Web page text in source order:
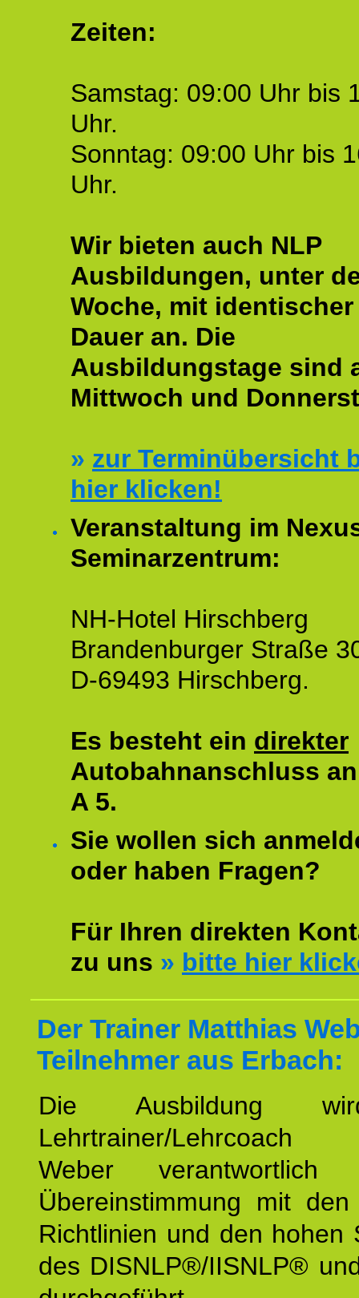
Zeiten:
Samstag: 09:00 Uhr bis
Uhr.
Sonntag: 09:00 Uhr bis
Uhr.
Wir bieten auch NLP
Ausbildungen, unter
Woche, mit identischer
Dauer an. Die
Ausbildungstage sind
Mittwoch und
» zur Terminübersicht
hier klicken!
Veranstaltung im
Seminarzentrum:
NH-Hotel Hirschberg
Brandenburger Straße
D-69493 Hirschberg.
Es besteht ein direkter
Autobahnanschluss
A 5.
Sie wollen sich
oder haben Fragen?
Für Ihren direkten
zu uns » bitte hier
Der Trainer Matthias
Teilnehmer aus Erbach:
Die Ausbildung
Lehrtrainer/Lehrcoach
Weber
Übereinstimmung mit den
Richtlinien und den hohen
des DISNLP®/IISNLP®